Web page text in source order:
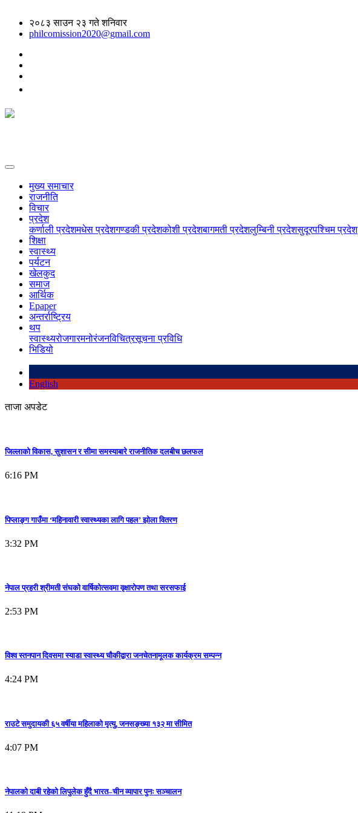
२०८३ साउन २३ गते शनिवार
philcomission2020@gmail.com
मुख्य समाचार
राजनीति
विचार
प्रदेश
कर्णाली प्रदेशमधेस प्रदेशगण्डकी प्रदेशकोशी प्रदेशबागमती प्रदेशलुम्बिनी प्रदेशसुदूरपश्चिम प्रदेश
शिक्षा
स्वास्थ्य
पर्यटन
खेलकुद
समाज
आर्थिक
Epaper
अन्तर्राष्ट्रिय
थप
स्वास्थ्यरोजगारमनोरंजनविचित्रसूचना प्रविधि
भिडियो
English
ताजा अपडेट
जिल्लाको विकास, सुशासन र सीमा समस्याबारे राजनीतिक दलबीच छलफल
6:16 PM
पिप्लाङ्ग गाउँमा ‘महिनावारी स्वास्थ्यका लागि पहल’ झोला वितरण
3:32 PM
नेपाल प्रहरी श्रीमती संघको वार्षिकोत्सवमा वृक्षारोपण तथा सरसफाई
2:53 PM
विश्व स्तनपान दिवसमा स्याडा स्वास्थ्य चौकीद्वारा जनचेतनामूलक कार्यक्रम सम्पन्न
4:24 PM
राउटे समुदायकी ६५ वर्षीया महिलाको मृत्यु, जनसङ्ख्या १३२ मा सीमित
4:07 PM
नेपालको दाबी रहेको लिपुलेक हुँदै भारत–चीन व्यापार पुनः सञ्चालन